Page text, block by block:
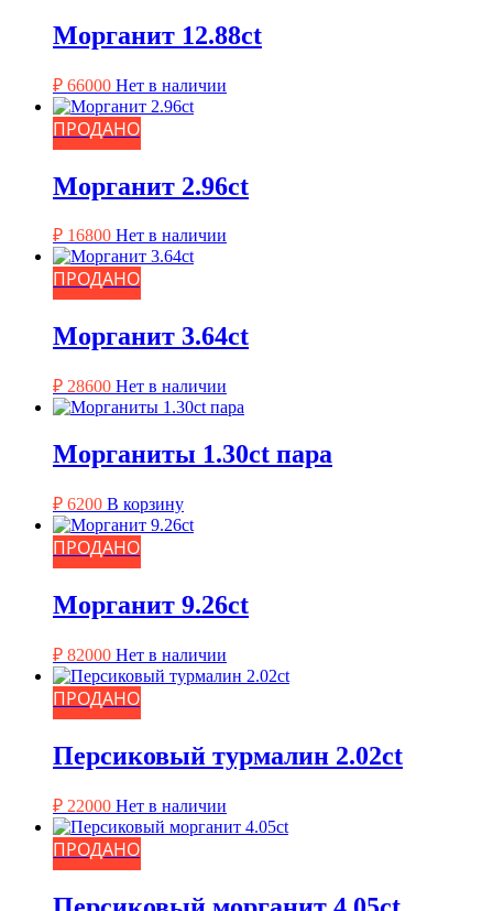
Морганит 12.88ct
₽ 66000 Нет в наличии
ПРОДАНО
Морганит 2.96ct
₽ 16800 Нет в наличии
ПРОДАНО
Морганит 3.64ct
₽ 28600 Нет в наличии
Морганиты 1.30ct пара
₽ 6200 В корзину
ПРОДАНО
Морганит 9.26ct
₽ 82000 Нет в наличии
ПРОДАНО
Персиковый турмалин 2.02ct
₽ 22000 Нет в наличии
ПРОДАНО